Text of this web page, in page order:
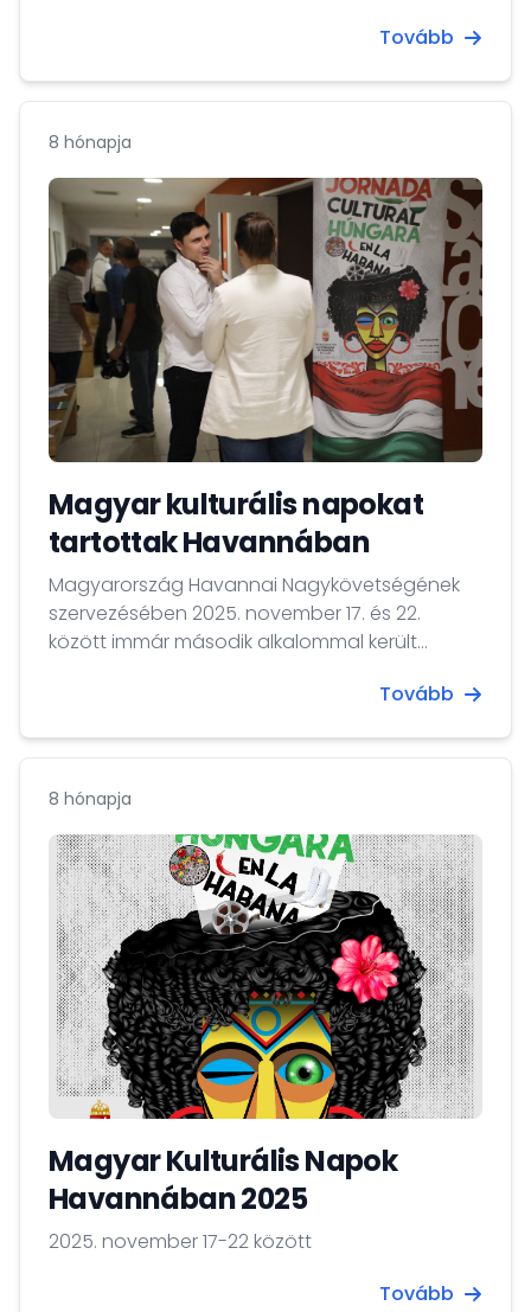
Facebookon is elérhetőek:
A pályázatok benyújtásának határideje: 2026.
február 2.
Tovább
8 hónapja
Magyar kulturális napokat
tartottak Havannában
Magyarország Havannai Nagykövetségének
szervezésében 2025. november 17. és 22.
között immár második alkalommal került
Havannában elnevezésű rendezvénysorozat,
művészet, gasztronómia és történelmi
lehetőséget teremtett arra, hogy tovább
erősödjön a két ország közötti kulturális
együttműködés.
Tovább
8 hónapja
Magyar Kulturális Napok
Havannában 2025
2025. november 17-22 között
Tovább